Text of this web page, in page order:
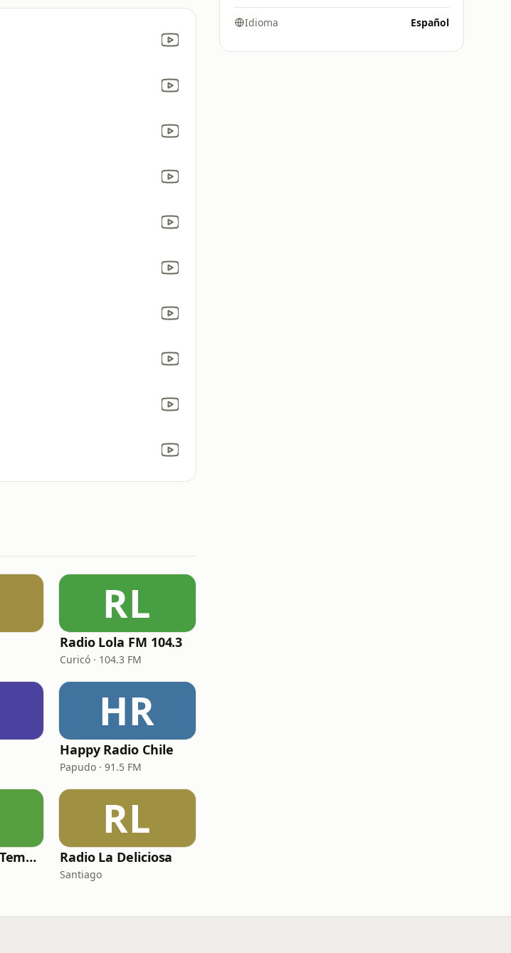
RL
Radio Lola FM 104.3
Curicó · 104.3 FM
HR
Happy Radio Chile
Papudo · 91.5 FM
Radio Positiva Temuco
RL
Radio La Deliciosa
Santiago
Idioma Español